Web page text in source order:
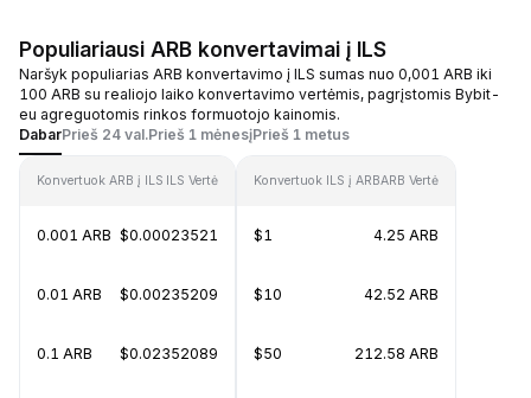
Populiariausi ARB konvertavimai į ILS
Naršyk populiarias ARB konvertavimo į ILS sumas nuo 0,001 ARB iki
100 ARB su realiojo laiko konvertavimo vertėmis, pagrįstomis Bybit-
eu agreguotomis rinkos formuotojo kainomis.
DabarPrieš 24 val.Prieš 1 mėnesįPrieš 1 metus
Konvertuok ARB į ILS ILS Vertė
0.001 ARB $0.00023521
0.01 ARB $0.00235209
0.1 ARB $0.02352089
Konvertuok ILS į ARBARB Vertė
$1 4.25 ARB
$10 42.52 ARB
$50 212.58 ARB